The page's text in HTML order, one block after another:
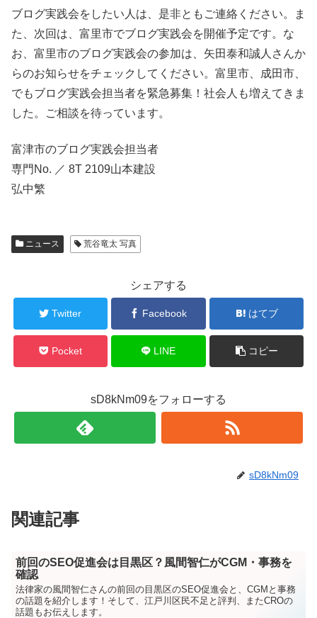
ブログ実践会をしたい人は、是非ともご連絡ください。ま
た、次回は、富里市でブログ実践会を開催予定です。な
お、富里市のブログ実践会の参加は、矢田泰和誠人さんか
らのお知らせをチェックしてください。富里市、成田市、
でもブログ実践会担当者を緊急募集！社会人も増えてきま
した。ご相談を待っています。
富津市のブログ実践会担当者
専門No. ／ 8T 2109山本建設
弘中繁
ニュース 荒谷竜太 写真
シェアする
Twitter Facebook はてブ
Pocket LINE コピー
sD8kNm09をフォローする
sD8kNm09
関連記事
前回のSEO促進会は目黒区？風間智仁がCGM・事務を
確認
法律家の風間智仁さんの前回の目黒区のSEO促進会と、CGMと事務
の話題を紹介します！そして、江戸川区民不足と評判、またCROの
話題もお伝えします。